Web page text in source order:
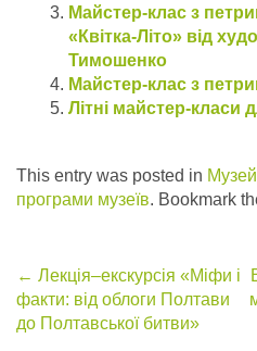
Майстер-клас з
«Квітка-Літо» від
Тимошенко
Майстер-клас з
Літні майстер-класи
This entry was posted in
програми музеїв. Bookmark
Post
navigation
← Лекція–екскурсія «Міфи і
факти: від облоги Полтави
до Полтавської битви»